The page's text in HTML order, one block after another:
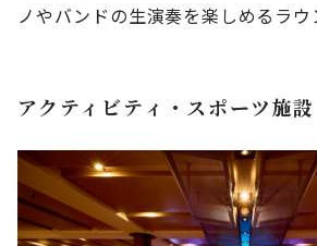
ノやバンドの生演奏を楽しめるラウ
アクティビティ・スポーツ施